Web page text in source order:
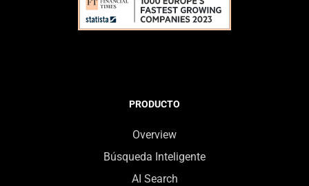
PRODUCTO
Overview
Búsqueda Inteligente
AI Search